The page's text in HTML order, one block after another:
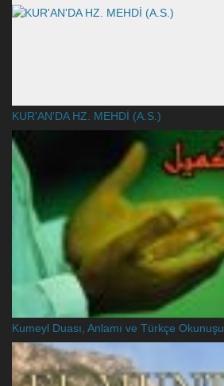
KUR'AN'DA HZ. MEHDİ (A.S.)
Kumeyl Duası, Anlamı ve Türkçe Okunuşu